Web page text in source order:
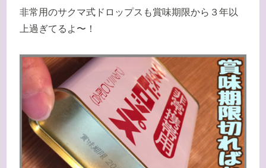
非常用のサクマ式ドロップスも賞味期限から３年以
上過ぎてるよ〜！